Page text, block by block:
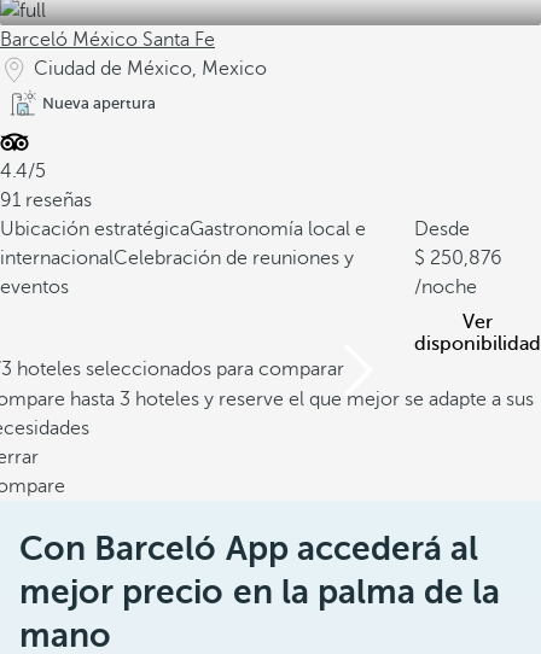
Barceló México Santa Fe
Ciudad de México, Mexico
Nueva apertura
4.4/5
91 reseñas
Ubicación estratégicaGastronomía local e
internacionalCelebración de reuniones y
eventos
Desde
250,876
/noche
Ver
disponibilidad
hoteles seleccionados para comparar
hasta 3 hoteles y reserve el que mejor se adapte a sus
Con Barceló App accederá al
mejor precio en la palma de la
mano